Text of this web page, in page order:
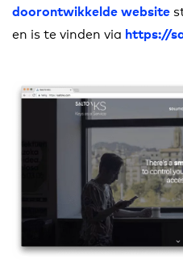
doorontwikkelde website
en is te vinden via https://